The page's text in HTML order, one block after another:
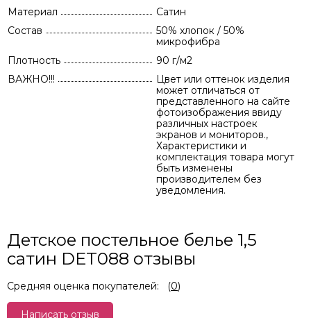
Материал
Сатин
Состав
50% хлопок / 50%
микрофибра
Плотность
90 г/м2
ВАЖНО!!!
Цвет или оттенок изделия
может отличаться от
представленного на сайте
фотоизображения ввиду
различных настроек
экранов и мониторов.,
Характеристики и
комплектация товара могут
быть изменены
производителем без
уведомления.
Детское постельное белье 1,5
сатин DET088 отзывы
Средняя оценка покупателей: (0)
Написать отзыв